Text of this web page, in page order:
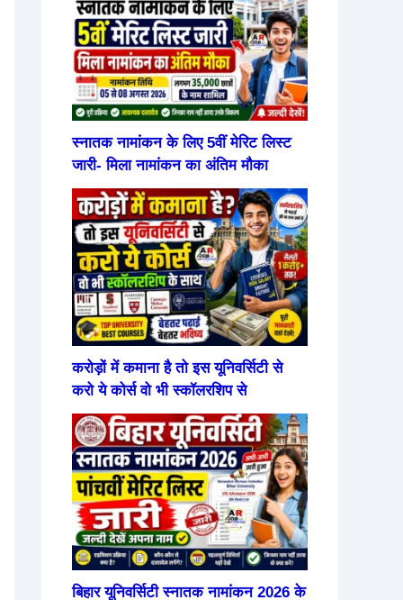
स्नातक नामांकन के लिए 5वीं मेरिट लिस्ट
जारी- मिला नामांकन का अंतिम मौका
करोड़ों में कमाना है तो इस यूनिवर्सिटी से
करो ये कोर्स वो भी स्कॉलरशिप से
बिहार यूनिवर्सिटी स्नातक नामांकन 2026 के